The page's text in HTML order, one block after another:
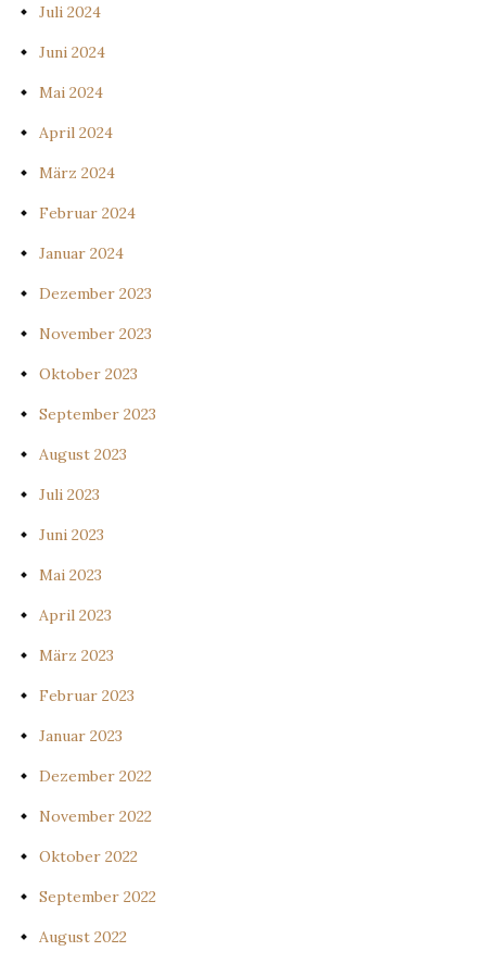
Juli 2024
Juni 2024
Mai 2024
April 2024
März 2024
Februar 2024
Januar 2024
Dezember 2023
November 2023
Oktober 2023
September 2023
August 2023
Juli 2023
Juni 2023
Mai 2023
April 2023
März 2023
Februar 2023
Januar 2023
Dezember 2022
November 2022
Oktober 2022
September 2022
August 2022